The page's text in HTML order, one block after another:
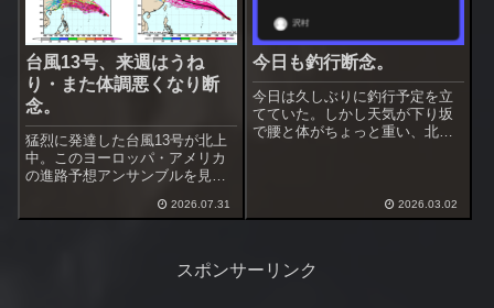
台風13号、来週はうね
り・また体調悪くなり断
念。
猛烈に発達した台風13号が北上
中。このヨーロッパ・アメリカ
の進路予想アンサンブルを見る
ナ海へ向かうのが多い。まだ進
けは避けて欲しいですね。下で
2026.07.31
今日も釣行断念。
今日は久しぶりに釣行予定を立
てていた。しかし天気が下り坂
で腰と体がちょっと重い、北風
て釣行断念とした。今週はもう
一回予定を入れてある。それま
2026.03.02
スポンサーリンク